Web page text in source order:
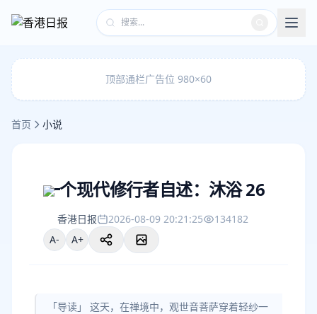
顶部通栏广告位 980×60
首页 小说
一个现代修行者自述：沐浴 26
香港日报 2026-08-09 20:21:25
134182
A-
A+
「导读」 这天，在禅境中，观世音菩萨穿着轻纱一